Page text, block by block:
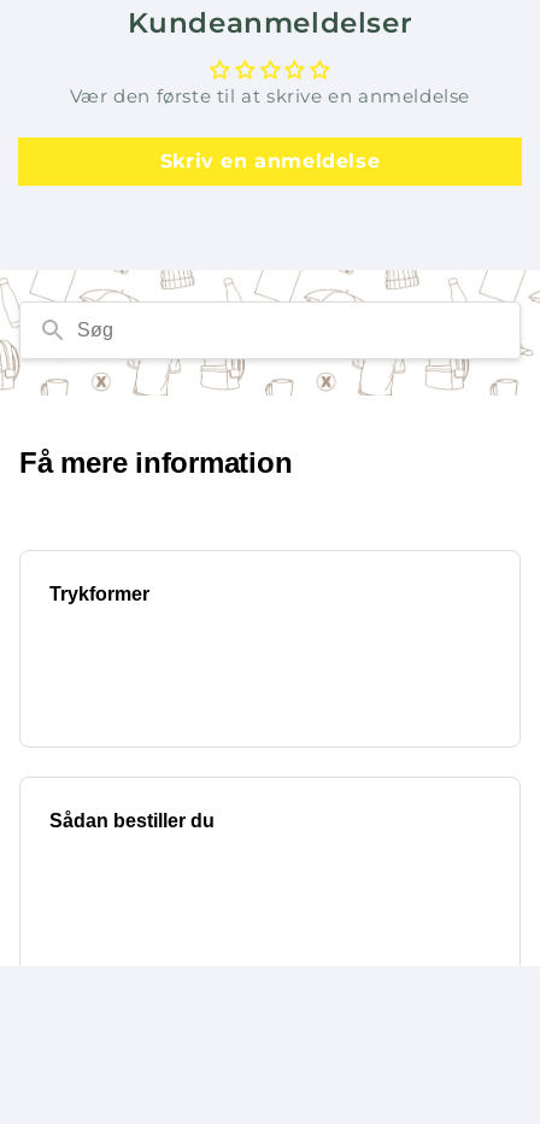
Kundeanmeldelser
Vær den første til at skrive en anmeldelse
Skriv en anmeldelse